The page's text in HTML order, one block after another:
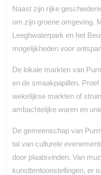
Naast zijn rijke
om zijn groene omgeving.
Leeghwaterpark en het
mogelijkheden voor
De lokale markten van
en de smaakpapillen.
wekelijkse markten of
ambachtelijke waren en
De gemeenschap van
tal van culturele
door plaatsvinden. Van
kunsttentoonstellingen, er